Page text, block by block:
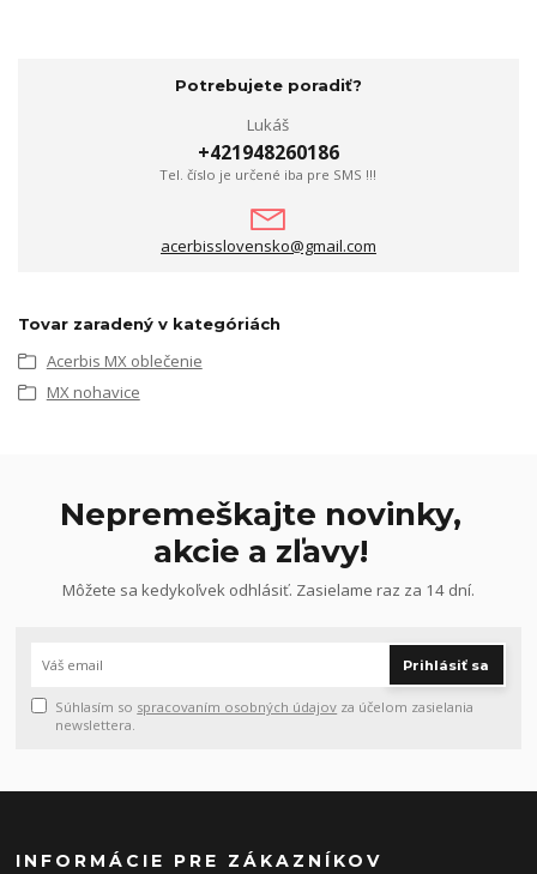
Potrebujete poradiť?
Lukáš
+421948260186
Tel. číslo je určené iba pre SMS !!!
acerbisslovensko@gmail.com
Tovar zaradený v kategóriách
Acerbis MX oblečenie
MX nohavice
Nepremeškajte novinky,
akcie a zľavy!
Môžete sa kedykoľvek odhlásiť. Zasielame raz za 14 dní.
Prihlásiť sa
Súhlasím so spracovaním osobných údajov za účelom zasielania
newslettera.
INFORMÁCIE PRE ZÁKAZNÍKOV